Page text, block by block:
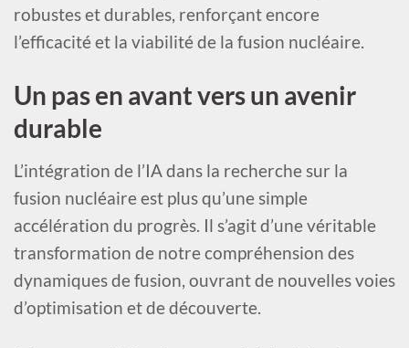
robustes et durables, renforçant encore
l’efficacité et la viabilité de la fusion nucléaire.
Un pas en avant vers un avenir
durable
L’intégration de l’IA dans la recherche sur la
fusion nucléaire est plus qu’une simple
accélération du progrès. Il s’agit d’une véritable
transformation de notre compréhension des
dynamiques de fusion, ouvrant de nouvelles voies
d’optimisation et de découverte.